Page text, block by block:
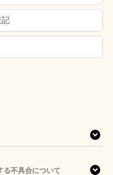
記
る不具合について